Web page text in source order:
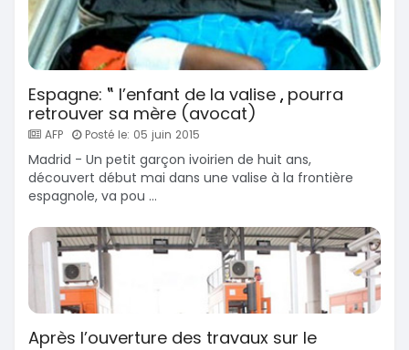
Espagne: ‟ l’enfant de la valise „ pourra
retrouver sa mère (avocat)
AFP Posté le: 05 juin 2015
Madrid - Un petit garçon ivoirien de huit ans,
découvert début mai dans une valise à la frontière
espagnole, va pou ...
Après l’ouverture des travaux sur le